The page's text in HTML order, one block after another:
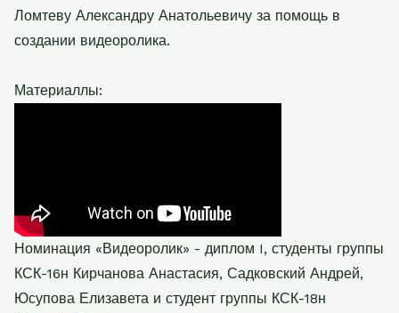
Ломтеву Александру Анатольевичу за помощь в
создании видеоролика.
Материаллы:
Номинация «Видеоролик» - диплом I, студенты группы
КСК-16н Кирчанова Анастасия, Садковский Андрей,
Юсупова Елизавета и студент группы КСК-18н